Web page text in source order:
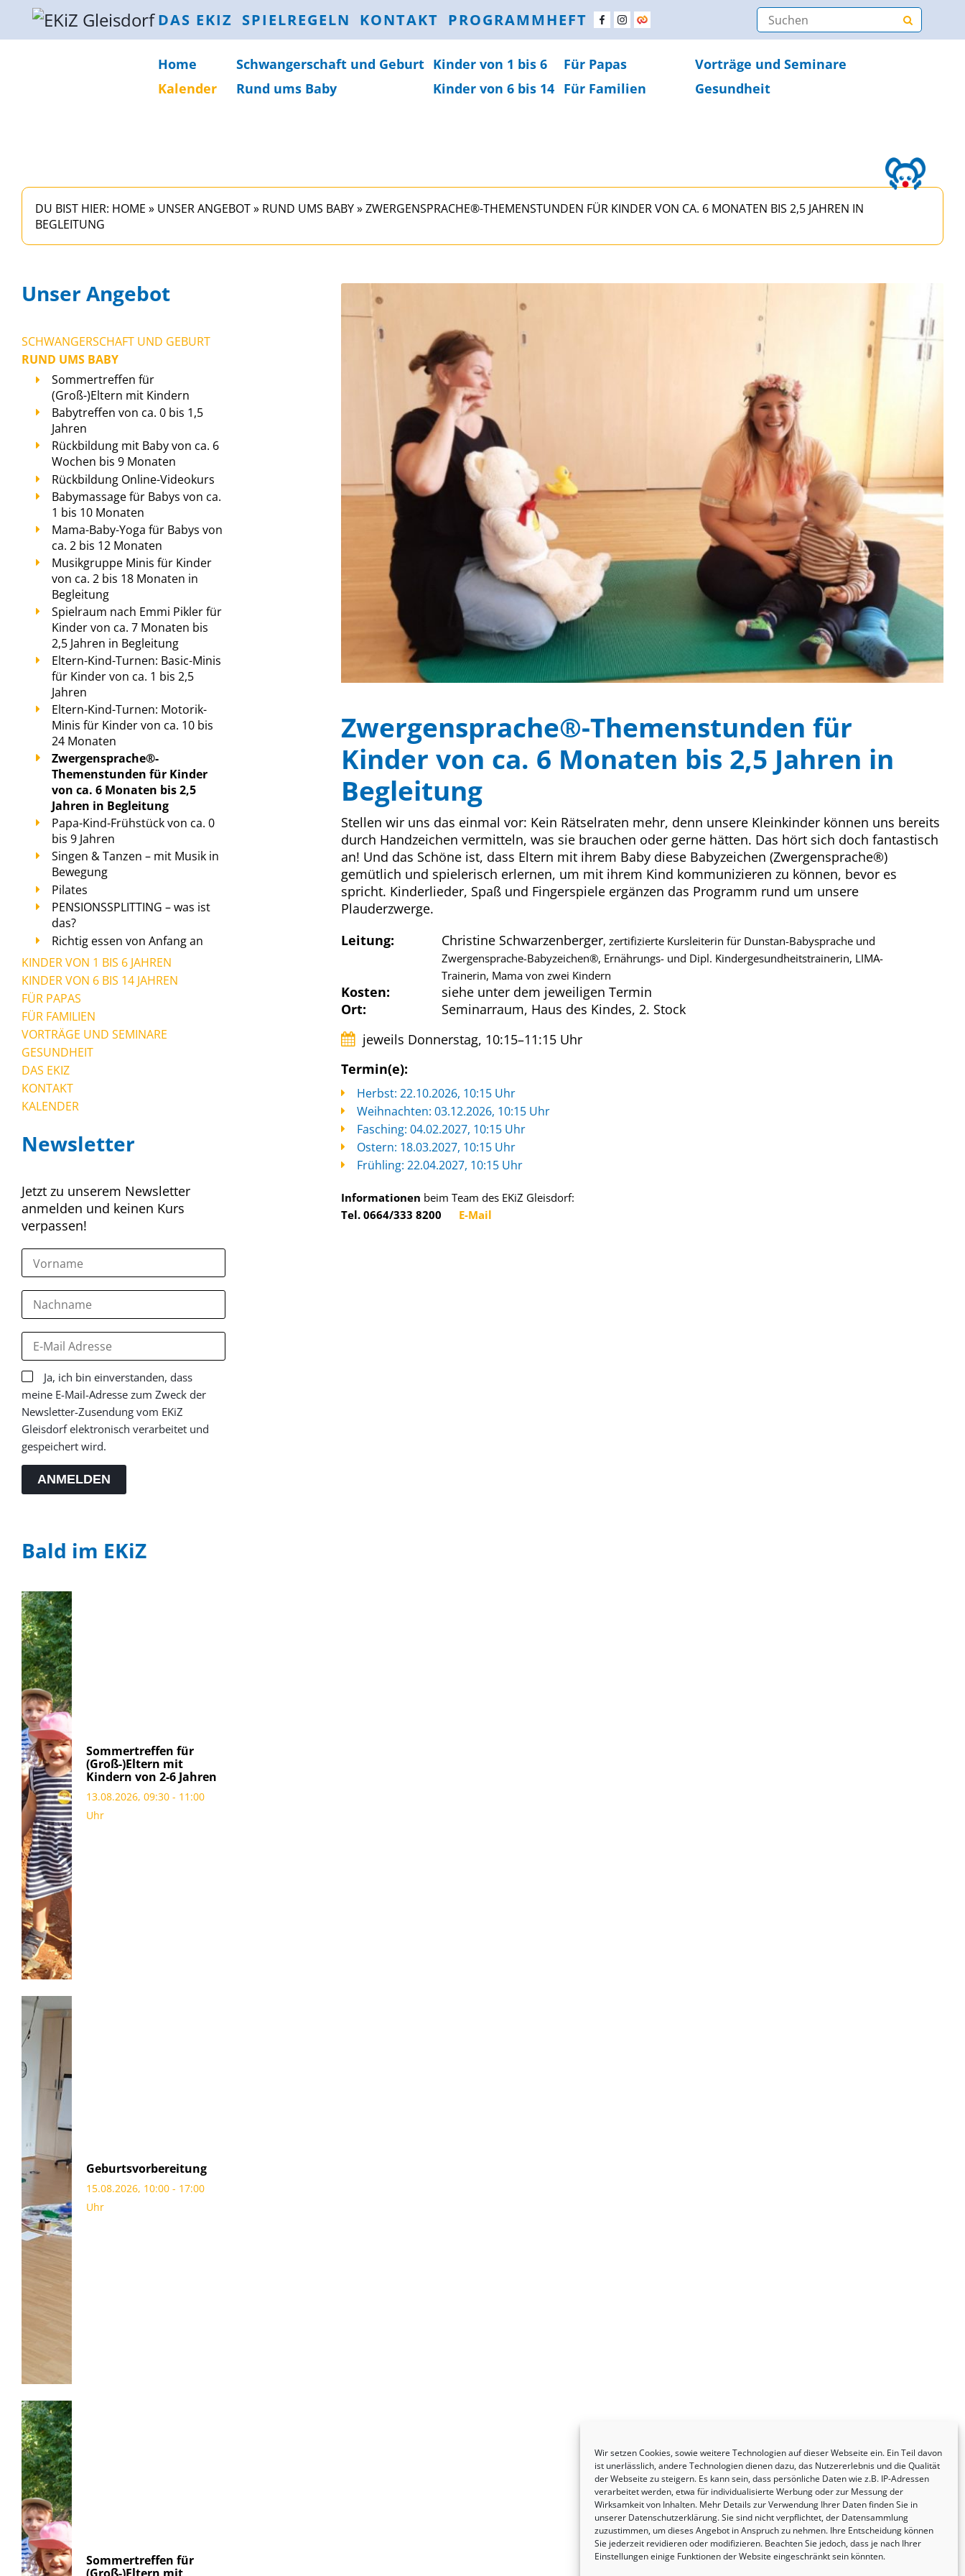
Wir setzen Cookies, sowie weitere Technologien auf dieser Webseite ein. Ein Teil davon
ist unerlässlich, andere Technologien dienen dazu, das Nutzererlebnis und die Qualität
der Webseite zu steigern. Es kann sein, dass persönliche Daten wie z.B. IP-Adressen
verarbeitet werden, etwa für individualisierte Werbung oder zur Messung der
Wirksamkeit von Inhalten. Mehr Details zur Verwendung Ihrer Daten finden Sie in
unserer Datenschutzerklärung. Sie sind nicht verpflichtet, der Datensammlung
zuzustimmen, um dieses Angebot in Anspruch zu nehmen. Ihre Entscheidung können
Sie jederzeit revidieren oder modifizieren. Beachten Sie jedoch, dass je nach Ihrer
Einstellungen einige Funktionen der Website eingeschränkt sein könnten.
DAS EKIZ SPIELREGELN KONTAKT PROGRAMMHEFT
Home Schwanger­schaft und Geburt Kinder von 1 bis 6 Für Papas
Vorträge und Seminare
Kalender
Rund ums Baby Kinder von 6 bis 14 Für Familien Gesundheit
DU BIST HIER: HOME » UNSER ANGEBOT» RUND UMS BABY»ZWERGENSPRACHE®-THEMENSTUNDEN FÜR KINDER VON CA. 6 MONATEN BIS 2,5 JAHREN IN
BEGLEITUNG
Unser Angebot
SCHWANGERSCHAFT UND GEBURT
RUND UMS BABY
Sommertreffen für
(Groß-)Eltern mit Kindern
Babytreffen von ca. 0 bis 1,5
Jahren
Rückbildung mit Baby von ca. 6
Wochen bis 9 Monaten
Rückbildung Online-Videokurs
Babymassage für Babys von ca.
1 bis 10 Monaten
Mama-Baby-Yoga für Babys von
ca. 2 bis 12 Monaten
Musikgruppe Minis für Kinder
von ca. 2 bis 18 Monaten in
Begleitung
Spielraum nach Emmi Pikler für
Kinder von ca. 7 Monaten bis
2,5 Jahren in Begleitung
Eltern-Kind-Turnen: Basic-Minis
für Kinder von ca. 1 bis 2,5
Jahren
Eltern-Kind-Turnen: Motorik-
Minis für Kinder von ca. 10 bis
24 Monaten
Zwergensprache®-
Themenstunden für Kinder
von ca. 6 Monaten bis 2,5
Jahren in Begleitung
Papa-Kind-Frühstück von ca. 0
bis 9 Jahren
Singen & Tanzen – mit Musik in
Bewegung
Pilates
PENSIONSSPLITTING – was ist
das?
Richtig essen von Anfang an
KINDER VON 1 BIS 6 JAHREN
KINDER VON 6 BIS 14 JAHREN
FÜR PAPAS
FÜR FAMILIEN
VORTRÄGE UND SEMINARE
GESUNDHEIT
DAS EKIZ
KONTAKT
KALENDER
Newsletter
Jetzt zu unserem Newsletter
anmelden und keinen Kurs
verpassen!
Ja, ich bin einverstanden, dass
meine E-Mail-Adresse zum Zweck der
Newsletter-Zusendung vom EKiZ
Gleisdorf elektronisch verarbeitet und
gespeichert wird.
ANMELDEN
Bald im EKiZ
Sommertreffen für
(Groß-)Eltern mit
Kindern von 2-6 Jahren
13.08.2026, 09:30 - 11:00
Uhr
Geburtsvorbereitung
15.08.2026, 10:00 - 17:00
Uhr
Sommertreffen für
Zwergensprache®-Themenstunden für
Kinder von ca. 6 Monaten bis 2,5 Jahren in
Begleitung
Stellen wir uns das einmal vor: Kein Rätselraten mehr, denn unsere Kleinkinder können uns bereits
durch Handzeichen vermitteln, was sie brauchen oder gerne hätten. Das hört sich doch fantastisch
an! Und das Schöne ist, dass Eltern mit ihrem Baby diese Babyzeichen (Zwergensprache®)
gemütlich und spielerisch erlernen, um mit ihrem Kind kommunizieren zu können, bevor es
spricht. Kinderlieder, Spaß und Fingerspiele ergänzen das Programm rund um unsere
Plauderzwerge.
Leitung:
Christine Schwarzenberger, zertifizierte Kursleiterin für Dunstan-Babysprache und
Zwergensprache-Babyzeichen®, Ernährungs- und Dipl. Kindergesundheitstrainerin, LIMA-
Trainerin, Mama von zwei Kindern
Kosten:
siehe unter dem jeweiligen Termin
Ort:
Seminarraum, Haus des Kindes, 2. Stock
jeweils Donnerstag, 10:15–11:15 Uhr
Termin(e):
Herbst: 22.10.2026, 10:15 Uhr
Weihnachten: 03.12.2026, 10:15 Uhr
Fasching: 04.02.2027, 10:15 Uhr
Ostern: 18.03.2027, 10:15 Uhr
Frühling: 22.04.2027, 10:15 Uhr
Informationen beim Team des EKiZ Gleisdorf:
Tel. 0664/333 8200
E-Mail